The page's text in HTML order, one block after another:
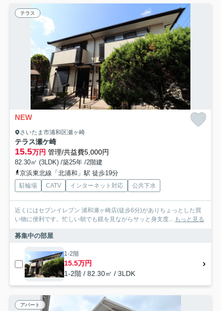
テラス
NEW
さいたま市浦和区瀬ヶ崎
テラス瀬ケ崎
15.5万円 管理/共益費5,000円
82.30㎡ (3LDK) /築25年 /2階建
京浜東北線「北浦和」駅 徒歩19分
駐輪場 CATV インターネット対応 公共下水
近くにはセブンイレブン 浦和瀬ヶ崎店(徒歩6分)がありちょっとした買
い物に便利です。忙しい朝でも鏡を見ながらサッと身支度... もっと見る
募集中の部屋
1-2階
15.5万円
1-2階 / 82.30㎡ / 3LDK
アパート